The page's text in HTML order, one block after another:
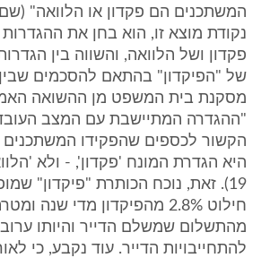
נקודת מוצא זו, הוא בחן את
פקדון ושל הלוואה, והשווה בין
של "הפיקדון" בהתאם להסכמים
מסקנת בית המשפט מן ההשואה
"ההגדרה המתיישבת עם המצב
הקשור לכספים שהפקידו המשתכנים
היא הגדרת המונח 'פקדון', - ולא
19). זאת, נוכח הכותרת "פיקדון"
חילוט 2.8% מהפיקדון מדי
מהתשלום שמשלם הדייר והיותו
להתחייבויות הדייר. עוד נקבע, כי